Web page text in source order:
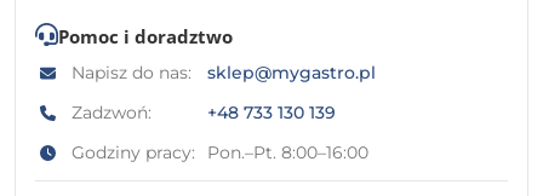
Pomoc i doradztwo
Napisz do nas:
sklep@mygastro.pl
Zadzwoń:
+48 733 130 139
Godziny pracy:
Pon.–Pt. 8:00–16:00